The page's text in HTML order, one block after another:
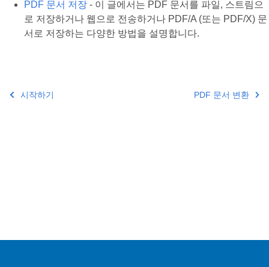
PDF 문서 저장 - 이 글에서는 PDF 문서를 파일, 스트림으
로 저장하거나 웹으로 전송하거나 PDF/A (또는 PDF/X) 문
서로 저장하는 다양한 방법을 설명합니다.
시작하기 PDF 문서 변환